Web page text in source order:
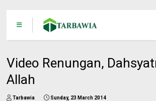
Video Renungan,
Allah
Tarbawia Sunday, 23 March 2014